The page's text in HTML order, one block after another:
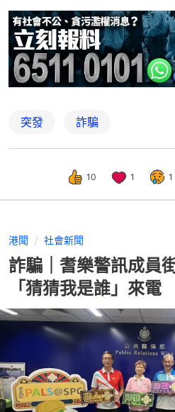
突發 詐騙
10 1 1
港聞 社會新聞
詐騙｜耆樂警訊成員
「猜猜我是誰」來